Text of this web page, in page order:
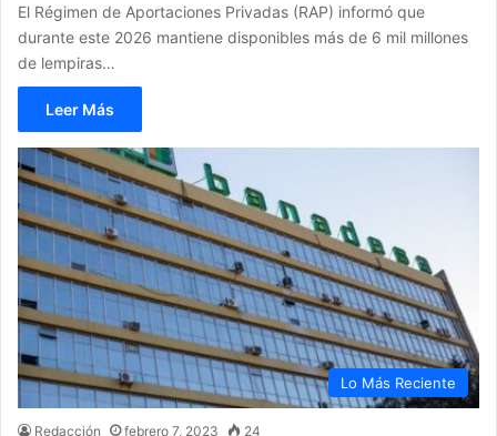
El Régimen de Aportaciones Privadas (RAP) informó que
durante este 2026 mantiene disponibles más de 6 mil millones
de lempiras…
Leer Más
Lo Más Reciente
Redacción febrero 7, 2023 24